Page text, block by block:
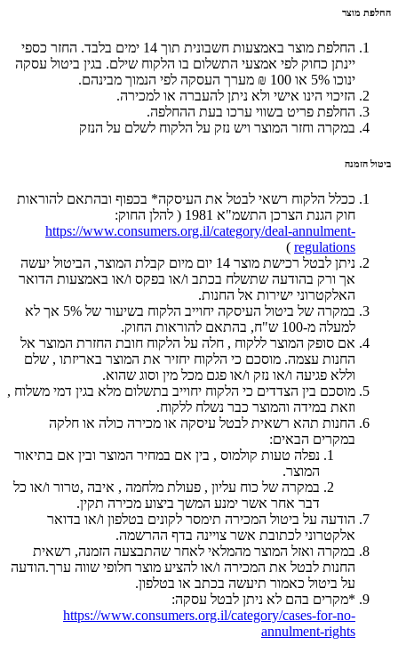
החלפת מוצר
החלפת מוצר באמצעות חשבונית תוך 14 ימים בלבד. החזר כספי
יינתן כחוק לפי אמצעי התשלום בו הלקוח שילם. בגין ביטול עסקה
ינוכו 5% או 100 ₪ מערך העסקה לפי הנמוך מבינהם.
הזיכוי הינו אישי ולא ניתן להעברה או למכירה.
החלפת פריט בשווי ערכו בעת ההחלפה.
במקרה וחזר המוצר ויש נזק על הלקוח לשלם על הנזק
ביטול הזמנה
ככלל הלקוח רשאי לבטל את העיסקה* בכפוף ובהתאם להוראות
חוק הגנת הצרכן התשמ"א 1981 ( להלן החוק:
https://www.consumers.org.il/category/deal-annulment-
regulations
)
ניתן לבטל רכישת מוצר 14 יום מיום קבלת המוצר, הביטול יעשה
אך ורק בהודעה שתשלח בכתב ו/או בפקס ו/או באמצעות הדואר
האלקטרוני ישירות אל החנות.
במקרה של ביטול העיסקה יחוייב הלקוח בשיעור של 5% אך לא
למעלה מ-100 ש"ח, בהתאם להוראות החוק.
אם סופק המוצר ללקוח , חלה על הלקוח חובת החזרת המוצר אל
החנות עצמה. מוסכם כי הלקוח יחזיר את המוצר באריזתו , שלם
וללא פגיעה ו/או נזק ו/או פגם מכל מין וסוג שהוא.
מוסכם בין הצדדים כי הלקוח יחוייב בתשלום מלא בגין דמי משלוח ,
וזאת במידה והמוצר כבר נשלח ללקוח.
החנות תהא רשאית לבטל עיסקה או מכירה כולה או חלקה
במקרים הבאים:
נפלה טעות קולמוס , בין אם במחיר המוצר ובין אם בתיאור
המוצר.
במקרה של כוח עליון , פעולת מלחמה , איבה ,טרור ו/או כל
דבר אחר אשר ימנע המשך ביצוע מכירה תקין.
הודעה על ביטול המכירה תימסר לקונים בטלפון ו/או בדואר
אלקטרוני לכתובת אשר צויינה בדף ההרשמה.
במקרה ואזל המוצר מהמלאי לאחר שהתבצעה הזמנה, רשאית
החנות לבטל את המכירה ו/או להציע מוצר חלופי שווה ערך.הודעה
על ביטול כאמור תיעשה בכתב או בטלפון.
*מקרים בהם לא ניתן לבטל עסקה:
https://www.consumers.org.il/category/cases-for-no-
annulment-rights